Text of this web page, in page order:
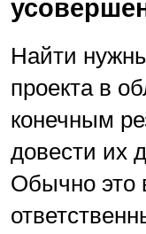
Найти
проекта в
конечным
довести их
Обычно это